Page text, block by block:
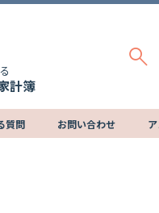
計簿
質問 お問い合わせ